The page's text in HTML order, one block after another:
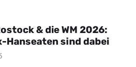
& die WM 2026:
Hanseaten sind dabei